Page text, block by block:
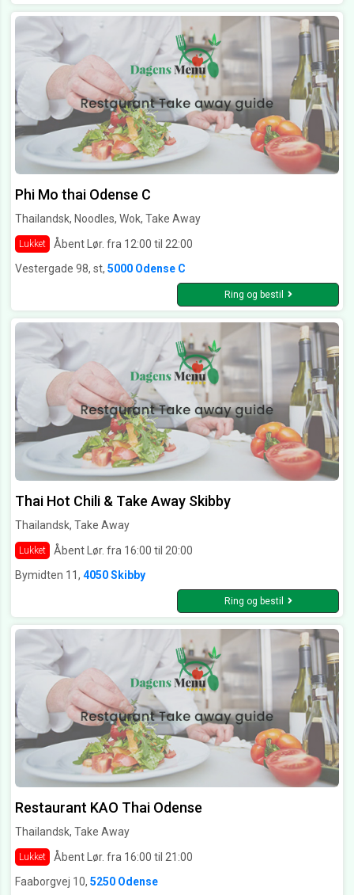
Phi Mo thai Odense C
Thailandsk, Noodles, Wok, Take Away
Lukket
Åbent Lør. fra 12:00 til 22:00
Vestergade 98, st, 5000 Odense C
Ring og bestil
Thai Hot Chili & Take Away Skibby
Thailandsk, Take Away
Lukket
Åbent Lør. fra 16:00 til 20:00
Bymidten 11, 4050 Skibby
Ring og bestil
Restaurant KAO Thai Odense
Thailandsk, Take Away
Lukket
Åbent Lør. fra 16:00 til 21:00
Faaborgvej 10, 5250 Odense